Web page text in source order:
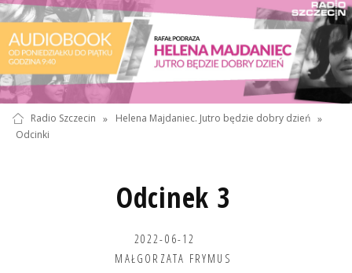
Radio Szczecin » Helena Majdaniec. Jutro będzie dobry dzień »
Odcinki
Odcinek 3
2022-06-12
MAŁGORZATA FRYMUS